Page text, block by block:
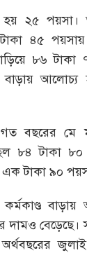
২৫ পয়সা।
৪৫
৮৬ টাকা
আলোচ্য
বছরের মে
৮৪ টাকা
টাকা ৯০
বাড়ায়
দামও